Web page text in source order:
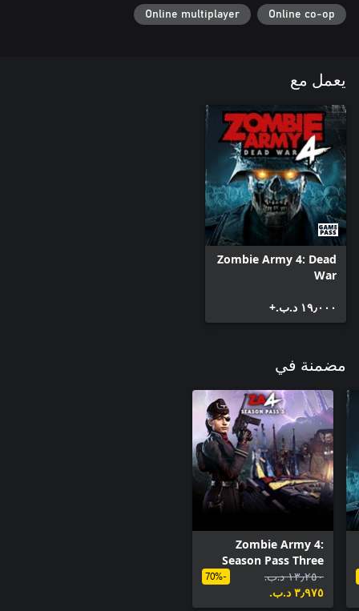
Online co-op
Online multiplayer
يعمل مع
Zombie Army 4: Dead
War
١٩٫٠٠٠ د.ب.‏+
مضمنة في
Zombie Army 4:
Season Pass Three
١٣٫٢٥٠ د.ب.‏
٣٫٩٧٥ د.ب.‏
-70%